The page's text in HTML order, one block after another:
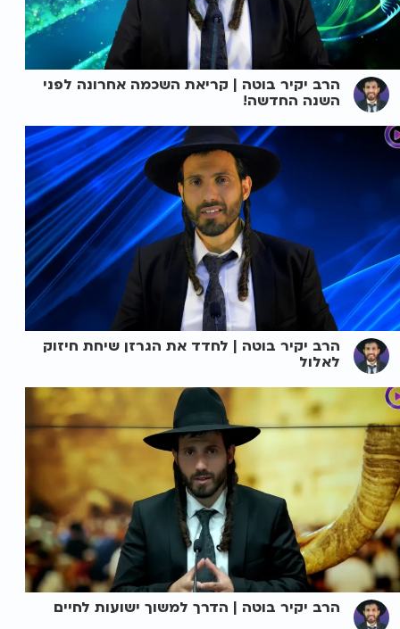
הרב יקיר בוטה | קריאת השכמה אחרונה לפני
השנה החדשה!
הרב יקיר בוטה | לחדד את הגרזן שיחת חיזוק
לאלול
הרב יקיר בוטה | הדרך למשוך ישועות לחיים